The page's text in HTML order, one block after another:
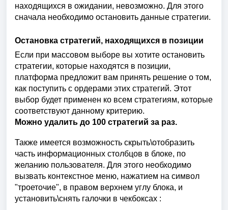
находящихся в ожидании, невозможно. Для этого
сначала необходимо остановить данные стратегии.
Остановка стратегий, находящихся в позиции
Если при массовом выборе вы хотите остановить
стратегии, которые находятся в позиции,
платформа предложит вам принять решение о том,
как поступить с ордерами этих стратегий. Этот
выбор будет применен ко всем стратегиям, которые
соответствуют данному критерию.
Можно удалить до 100 стратегий за раз.
Также имеется возможность скрыть\отобразить
часть информационных столбцов в блоке, по
желанию пользователя. Для этого необходимо
вызвать контекстное меню, нажатием на символ
"троеточие", в правом верхнем углу блока, и
установить\снять галочки в чекбоксах :